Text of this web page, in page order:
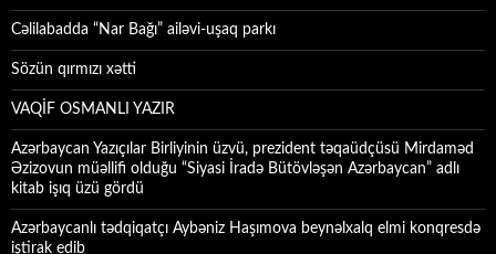
Cəlilabadda “Nar Bağı” ailəvi-uşaq parkı
Sözün qırmızı xətti
VAQİF OSMANLI YAZIR
Azərbaycan Yazıçılar Birliyinin üzvü, prezident təqaüdçüsü Mirdaməd
Əzizovun müəllifi olduğu “Siyasi İradə Bütövləşən Azərbaycan” adlı
kitab işıq üzü gördü
Azərbaycanlı tədqiqatçı Aybəniz Haşımova beynəlxalq elmi konqresdə
iştirak edib